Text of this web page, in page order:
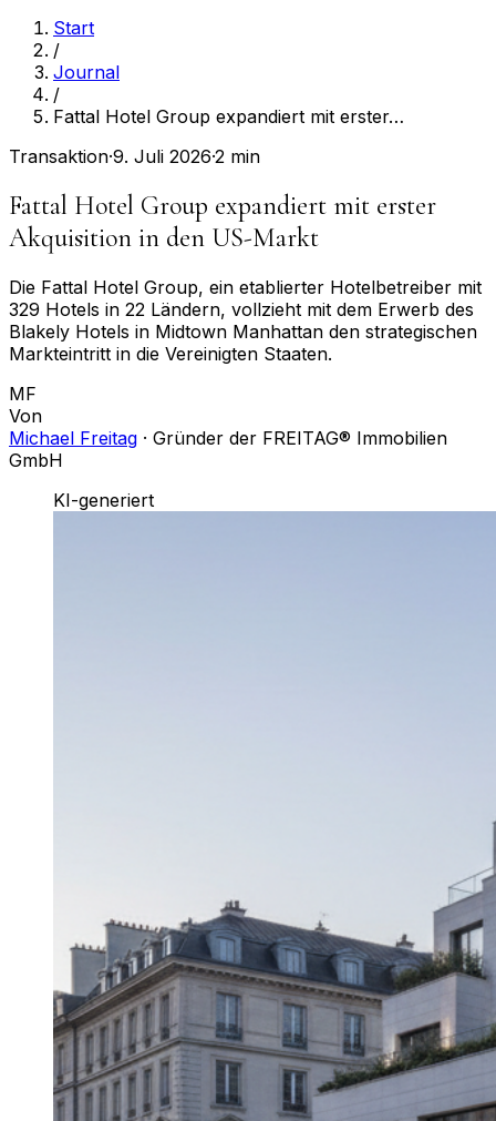
Start
/
Journal
/
Fattal Hotel Group expandiert mit erster…
Transaktion·9. Juli 2026·2 min
Fattal Hotel Group expandiert mit erster
Akquisition in den US-Markt
Die Fattal Hotel Group, ein etablierter Hotelbetreiber mit
329 Hotels in 22 Ländern, vollzieht mit dem Erwerb des
Blakely Hotels in Midtown Manhattan den strategischen
Markteintritt in die Vereinigten Staaten.
MF
Von
Michael Freitag · Gründer der FREITAG® Immobilien
GmbH
KI-generiert